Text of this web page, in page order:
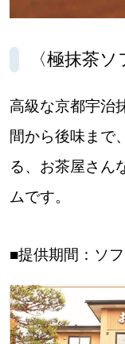
〈極抹茶
高級な京都宇治
間から後味まで
る、お茶屋さん
ムです。
■提供期間：ソ